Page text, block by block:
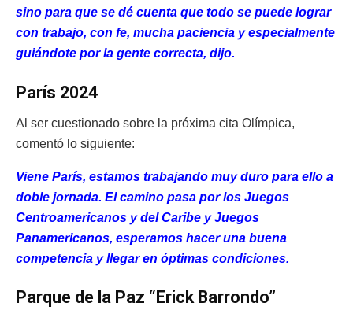
sino para que se dé cuenta que todo se puede lograr
con trabajo, con fe, mucha paciencia y especialmente
guiándote por la gente correcta, dijo.
París 2024
Al ser cuestionado sobre la próxima cita Olímpica,
comentó lo siguiente:
Viene París, estamos trabajando muy duro para ello a
doble jornada. El camino pasa por los Juegos
Centroamericanos y del Caribe y Juegos
Panamericanos, esperamos hacer una buena
competencia y llegar en óptimas condiciones.
Parque de la Paz “Erick Barrondo”